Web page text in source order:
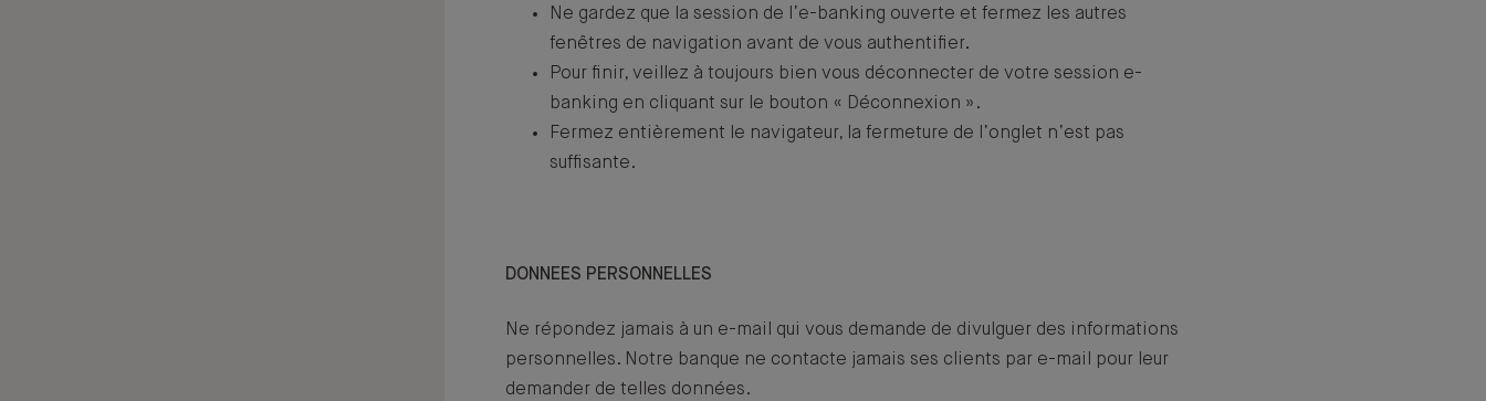
Ne gardez que la session de l’e-banking ouverte et fermez les autres
fenêtres de navigation avant de vous authentifier.
Pour finir, veillez à toujours bien vous déconnecter de votre session e-
banking en cliquant sur le bouton « Déconnexion ».
Fermez entièrement le navigateur, la fermeture de l’onglet n’est pas
suffisante.
DONNEES PERSONNELLES
Ne répondez jamais à un e-mail qui vous demande de divulguer des informations
personnelles. Notre banque ne contacte jamais ses clients par e-mail pour leur
demander de telles données.